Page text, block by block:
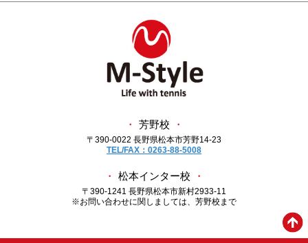
・ 芳野校 ・
〒390-0022 長野県松本市芳野14-23
TEL/FAX：0263-88-5008
・ 松本インター校 ・
〒390-1241 長野県松本市新村2933-11
※お問い合わせに関しましては、芳野校まで